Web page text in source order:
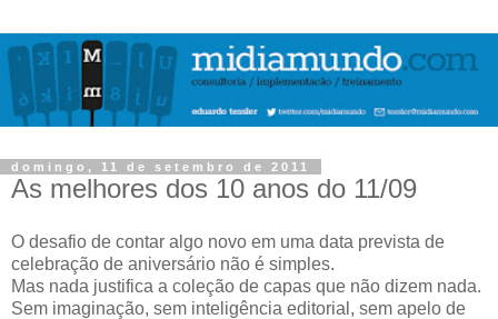
domingo, 11 de setembro de 2011
As melhores dos 10 anos do 11/09
O desafio de contar algo novo em uma data prevista de
celebração de aniversário não é simples.
Mas nada justifica a coleção de capas que não dizem nada.
Sem imaginação, sem inteligência editorial, sem apelo de